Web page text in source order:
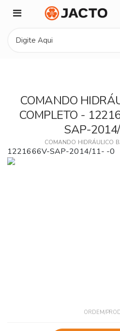
COMANDO
COMPLETO -
SAP-
COMANDO HIDRÁULICO
1221666V-SAP-2014/11- -0
ORDEM/